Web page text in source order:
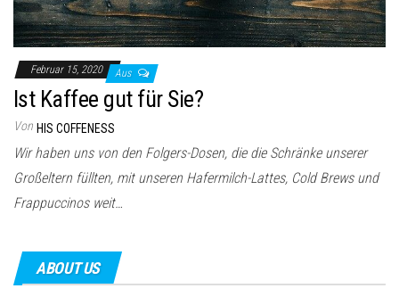
Februar 15, 2020 Aus
Ist Kaffee gut für Sie?
Von HIS COFFENESS
Wir haben uns von den Folgers-Dosen, die die Schränke unserer
Großeltern füllten, mit unseren Hafermilch-Lattes, Cold Brews und
Frappuccinos weit…
ABOUT US